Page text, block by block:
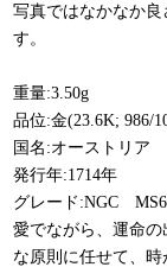
写真ではなかなか
す。
重量:3.50g
品位:金(23.6K; 986/
国名:オーストリア
発行年:1714年
グレード:NGC
愛でながら、運命
な原則に任せて、時